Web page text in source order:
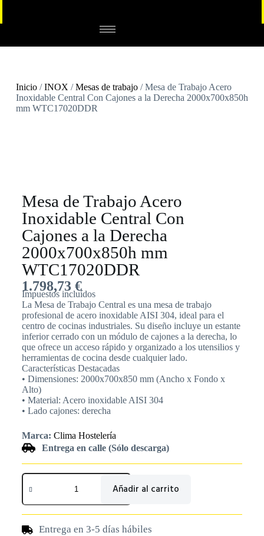
Inicio/INOX /Mesas de trabajo/ Mesa de Trabajo Acero
Inoxidable Central Con Cajones a la Derecha 2000x700x850h
mm WTC17020DDR
Mesa de Trabajo Acero
Inoxidable Central Con
Cajones a la Derecha
2000x700x850h mm
WTC17020DDR
1.798,73 €
Impuestos incluídos
La Mesa de Trabajo Central es una mesa de trabajo
profesional de acero inoxidable AISI 304, ideal para el
centro de cocinas industriales. Su diseño incluye un estante
inferior cerrado con un módulo de cajones a la derecha, lo
que ofrece un acceso rápido y organizado a los utensilios y
herramientas de cocina desde cualquier lado.
Características Destacadas
• Dimensiones: 2000x700x850 mm (Ancho x Fondo x
Alto)
• Material: Acero inoxidable AISI 304
• Lado cajones: derecha
Marca: Clima Hostelería
Entrega en calle (Sólo descarga)
Añadir al carrito
Entrega en 3-5 días hábiles